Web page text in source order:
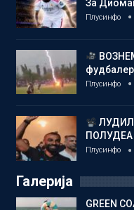
За
Плусинфо
Плусинфо
ПОЛУДЕА
Плусинфо
Галерија
GREEN